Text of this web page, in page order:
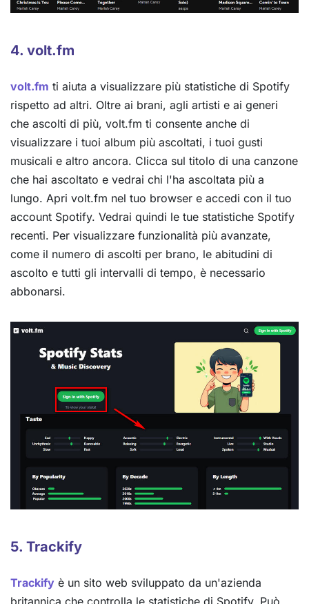
4. volt.fm
volt.fm ti aiuta a visualizzare più statistiche di Spotify
rispetto ad altri. Oltre ai brani, agli artisti e ai generi
che ascolti di più, volt.fm ti consente anche di
visualizzare i tuoi album più ascoltati, i tuoi gusti
musicali e altro ancora. Clicca sul titolo di una canzone
che hai ascoltato e vedrai chi l'ha ascoltata più a
lungo. Apri volt.fm nel tuo browser e accedi con il tuo
account Spotify. Vedrai quindi le tue statistiche Spotify
recenti. Per visualizzare funzionalità più avanzate,
come il numero di ascolti per brano, le abitudini di
ascolto e tutti gli intervalli di tempo, è necessario
abbonarsi.
5. Trackify
Trackify è un sito web sviluppato da un'azienda